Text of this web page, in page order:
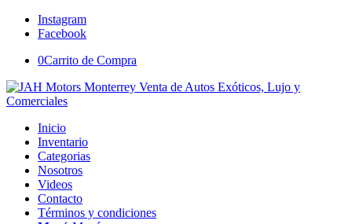
Instagram
Facebook
0Carrito de Compra
Inicio
Inventario
Categorias
Nosotros
Videos
Contacto
Términos y condiciones